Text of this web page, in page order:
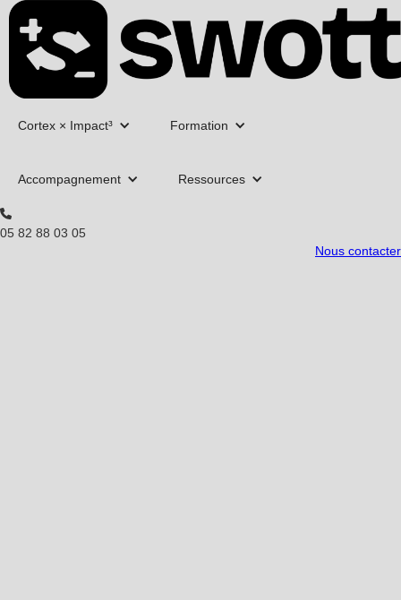
Cortex × Impact³ Formation
Accompagnement Ressources
05 82 88 03 05
Nous contacter